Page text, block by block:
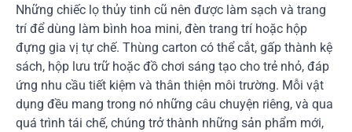
Những chiếc lọ thủy tinh cũ nên được làm sạch và trang
trí để dùng làm bình hoa mini, đèn trang trí hoặc hộp
đựng gia vị tự chế. Thùng carton có thể cắt, gấp thành kệ
sách, hộp lưu trữ hoặc đồ chơi sáng tạo cho trẻ nhỏ, đáp
ứng nhu cầu tiết kiệm và thân thiện môi trường. Mỗi vật
dụng đều mang trong nó những câu chuyện riêng, và qua
quá trình tái chế, chúng trở thành những sản phẩm mới,